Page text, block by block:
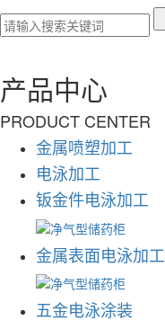
产品中心
PRODUCT CENTER
金属喷塑加工
电泳加工
钣金件电泳加工
金属表面电泳加工
五金电泳涂装